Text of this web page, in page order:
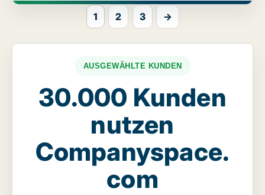
1 2 3 →
AUSGEWÄHLTE KUNDEN
30.000 Kunden
nutzen
Companyspace.
com